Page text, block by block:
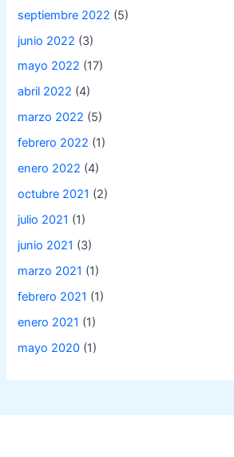
septiembre 2022 (5)
junio 2022 (3)
mayo 2022 (17)
abril 2022 (4)
marzo 2022 (5)
febrero 2022 (1)
enero 2022 (4)
octubre 2021 (2)
julio 2021 (1)
junio 2021 (3)
marzo 2021 (1)
febrero 2021 (1)
enero 2021 (1)
mayo 2020 (1)